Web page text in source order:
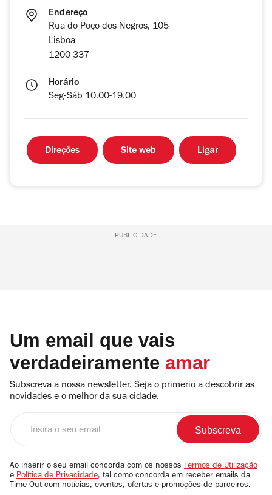
Endereço
Rua do Poço dos Negros, 105
Lisboa
1200-337
Horário
Seg-Sáb 10.00-19.00
Direções Site web Ligar
PUBLICIDADE
Um email que vais
verdadeiramente amar
Subscreva a nossa newsletter. Seja o primerio a descobrir as
novidades e o melhor da sua cidade.
email
Ao inserir o seu email concorda com os nossos Termos de Utilização
e Política de Privacidade, tal como concorda em receber emails da
Time Out com notícias, eventos, ofertas e promoções de parceiros.